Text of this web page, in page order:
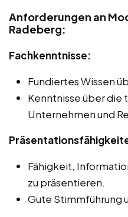
Anforderungen an
Radeberg:
Fachkenntnisse:
Fundiertes Wissen
Kenntnisse über die
Unternehmen und
Fähigkeit,
zu präsentieren.
Gute Stimmführung